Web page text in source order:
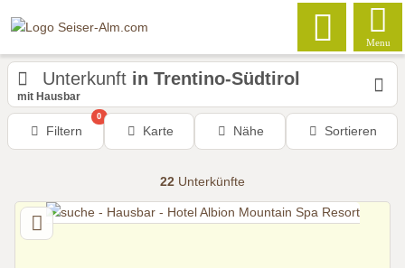
Menu
Unterkunft in Trentino-Südtirol
mit Hausbar
Filtern
0
Karte Nähe Sortieren
22 Unterkünfte